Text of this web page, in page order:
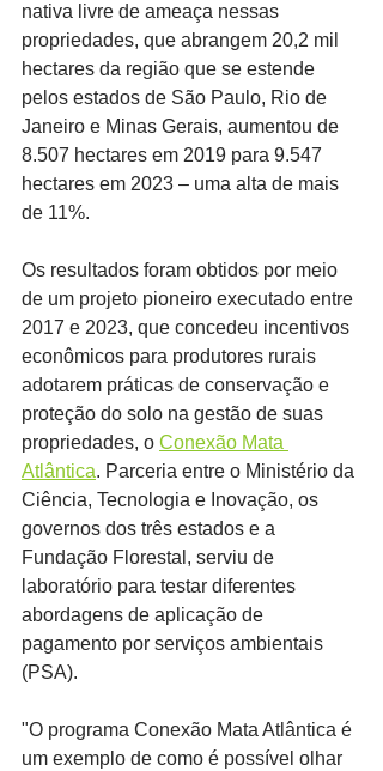
nativa livre de ameaça nessas
propriedades, que abrangem 20,2 mil
hectares da região que se estende
pelos estados de São Paulo, Rio de
Janeiro e Minas Gerais, aumentou de
8.507 hectares em 2019 para 9.547
hectares em 2023 – uma alta de mais
de 11%.
Os resultados foram obtidos por meio
de um projeto pioneiro executado entre
2017 e 2023, que concedeu incentivos
econômicos para produtores rurais
adotarem práticas de conservação e
proteção do solo na gestão de suas
propriedades, o Conexão Mata
Atlântica. Parceria entre o Ministério da
Ciência, Tecnologia e Inovação, os
governos dos três estados e a
Fundação Florestal, serviu de
laboratório para testar diferentes
abordagens de aplicação de
pagamento por serviços ambientais
(PSA).
"O programa Conexão Mata Atlântica é
um exemplo de como é possível olhar